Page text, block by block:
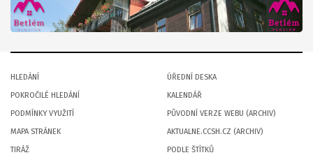
HLEDÁNÍ
POKROČILÉ HLEDÁNÍ
PODMÍNKY VYUŽITÍ
MAPA STRÁNEK
TIRÁŽ
ÚŘEDNÍ DESKA
KALENDÁŘ
PŮVODNÍ VERZE WEBU (ARCHIV)
AKTUALNE.CCSH.CZ (ARCHIV)
PODLE ŠTÍTKŮ